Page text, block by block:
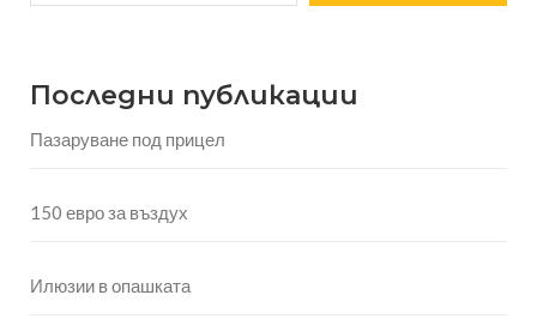
Последни публикации
Пазаруване под прицел
150 евро за въздух
Илюзии в опашката